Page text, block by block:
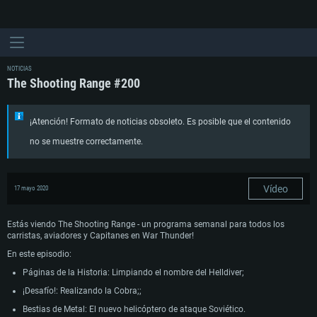
NOTICIAS
The Shooting Range #200
¡Atención! Formato de noticias obsoleto. Es posible que el contenido
no se muestre correctamente.
17 mayo 2020 Vídeo
Estás viendo The Shooting Range - un programa semanal para todos los
carristas, aviadores y Capitanes en War Thunder!
En este episodio:
Páginas de la Historia: Limpiando el nombre del Helldiver;
¡Desafío!: Realizando la Cobra;;
Bestias de Metal: El nuevo helicóptero de ataque Soviético.